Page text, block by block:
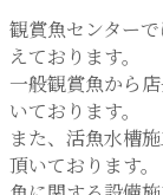
観賞魚センター
えております。
一般観賞魚から
いております。
また、活魚水槽
頂いております。